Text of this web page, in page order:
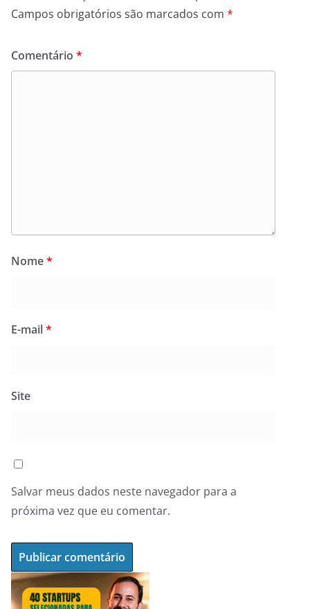
Campos obrigatórios são marcados com *
Comentário *
Nome*
E-mail*
Site
Salvar meus dados neste navegador para a
próxima vez que eu comentar.